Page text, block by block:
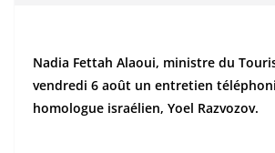
Nadia Fettah Alaoui, ministre du
vendredi 6 août un entretien
homologue israélien, Yoel Razvozov.